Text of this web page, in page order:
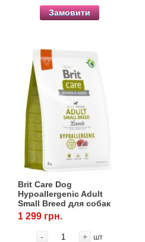
Замовити
Brit Care Dog
Hypoallergenic Adult
Small Breed для собак
малих порід
гіпоалергенний з
ягнятком,3 кг
1 299 грн.
- + шт